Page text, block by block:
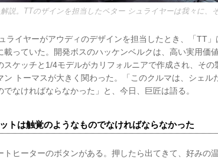
説。TTのザインを担当したペター シュライヤーは我々に、
ライヤーがアウディのデザインを担当したとき、「TT
載っていた。開発ボスのハッケンベルクは、高い実用価
スケッチと1/4モデルがカリフォルニアで作成され、そ
ン トーマスが大きく関わった。「このクルマは、シェ
でなければならなかった」と、今日、巨匠は語る。
トは触覚のようなものでなければならなかった
トヒーターのボタンがある。押したら出てきて、好みの